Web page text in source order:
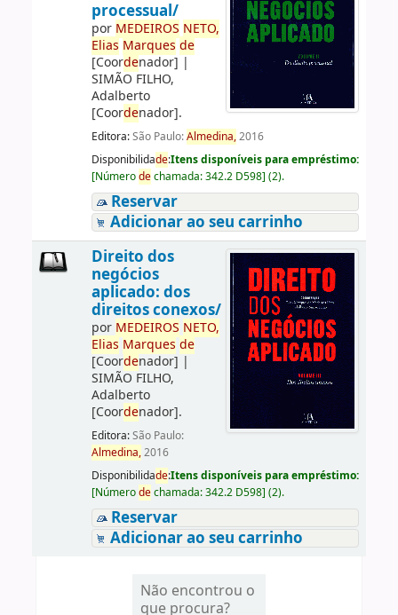
processual/
por MEDEIROS NETO,
Elias Marques de
[Coordenador] |
SIMÃO FILHO,
Adalberto
[Coordenador].
Editora:São Paulo:Almedina,2016
Disponibilidade:Itens disponíveis para empréstimo:
[Númerodechamada:342.2 D598] (2).
Reservar
Adicionar ao seu carrinho
Direito dos
negócios
aplicado: dos
direitos conexos/
por MEDEIROS NETO,
Elias Marques de
[Coordenador] |
SIMÃO FILHO,
Adalberto
[Coordenador].
Editora:São Paulo:
Almedina,2016
Disponibilidade:Itens disponíveis para empréstimo:
[Númerodechamada:342.2 D598] (2).
Reservar
Adicionar ao seu carrinho
Não encontrou o
que procura?